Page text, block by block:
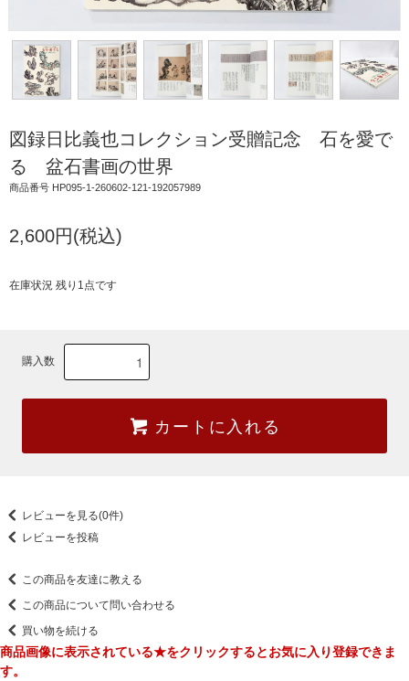
図録日比義也コレクション受贈記念 石を愛で
る 盆石書画の世界
商品番号 HP095-1-260602-121-192057989
2,600円(税込)
在庫状況 残り1点です
購入数
カートに入れる
レビューを見る(0件)
レビューを投稿
この商品を友達に教える
この商品について問い合わせる
買い物を続ける
商品画像に表示されている★をクリックするとお気に入り登録できま
す。